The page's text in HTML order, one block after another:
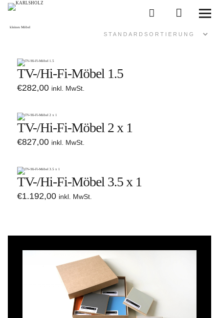
KARLSHOLZ
Planen
Kaufen
News
über KARLSHOLZ
kleines Möbel
TV-/Hi-Fi-Möbel 1.5
€282,00 inkl. MwSt.
TV-/Hi-Fi-Möbel 2 x 1
€827,00 inkl. MwSt.
TV-/Hi-Fi-Möbel 3.5 x 1
€1.192,00 inkl. MwSt.